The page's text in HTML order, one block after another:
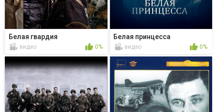
Белая гвардия
видео 0%
Белая принцесса
видео 0%